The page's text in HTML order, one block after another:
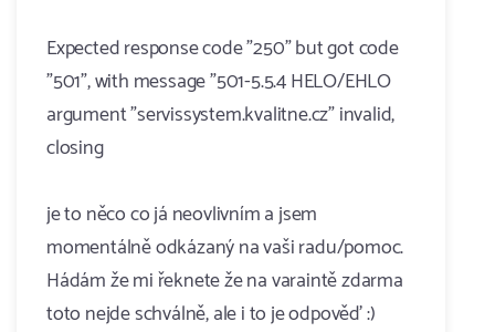
Expected response code "250" but got code
"501", with message "501-5.5.4 HELO/EHLO
argument "servi​ssyst​em.kvalitne.cz" invalid,
closing
je to něco co já neovlivním a jsem
momentálně odkázaný na vaši radu/pomoc.
Hádám že mi řeknete že na varaintě zdarma
toto nejde schválně, ale i to je odpověď :)